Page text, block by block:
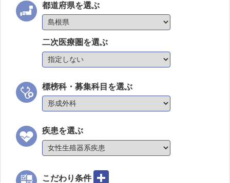
都道府県を選ぶ
二次医療圏を選ぶ
標榜科・募集科目を選ぶ
疾患を選ぶ
こだわり条件